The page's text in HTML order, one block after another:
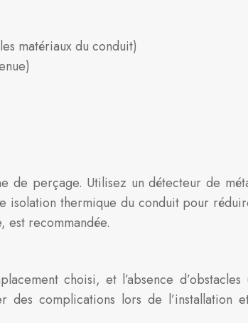
matériaux du conduit)
de perçage. Utilisez un détecteur de
isolation thermique du conduit pour
est recommandée.
choisi, et l’absence
complications lors de l’installation